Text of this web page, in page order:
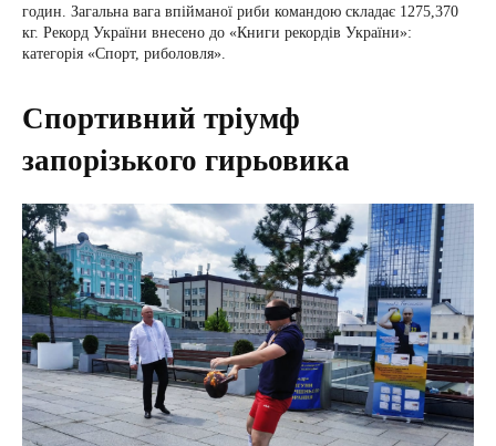
годин. Загальна вага впійманої риби командою складає 1275,370
кг. Рекорд України внесено до «Книги рекордів України»:
категорія «Спорт, риболовля».
Спортивний тріумф
запорізького гирьовика